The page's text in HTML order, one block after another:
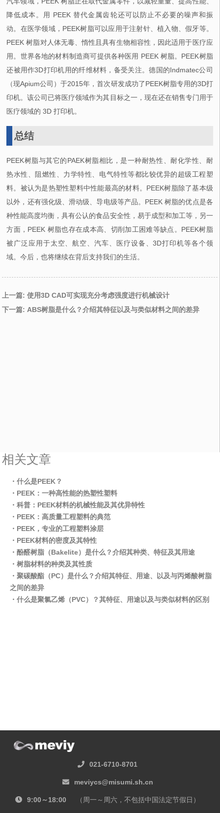
降低成本。用 PEEK 替代金属齿轮还可以防止不必要的噪声和振
动。在医学领域，PEEK树脂可以应用于注射针、植入物、假牙等。
PEEK 树脂对人体无毒、惰性且具有生物相容性，因此适用于医疗应
用。世界各地的材料制造商可提供各种医用 PEEK 树脂。PEEK树脂
还被用作3D打印机用的纤维材料，备受关注。德国的Indmatec公司
（现Apium公司）于2015年，首次研发成功了PEEK树脂专用的3D打
印机。该公司已将医疗领域作为其目标之一，现在还在销售专门用于
医疗领域的 3D 打印机。
总结
PEEK树脂与其它的PAEK树脂相比，是一种耐热性、耐化学性、耐
热水性、阻燃性、力学特性、电气特性等都比较优异的超级工程塑
料。被认为是热塑性塑料中性能最高的材料。PEEK树脂除了基本级
以外，还有强化级、滑动级、导电级等产品。PEEK 树脂的优点是各
种性能高度均衡，具有公认的食品安全性，易于成型和加工等，另一
方面，PEEK 树脂也存在成本高、切削加工困难等缺点。PEEK树脂
被广泛应用于太空、航空、汽车、医疗设备、3D打印机等各个领
域。今后，也将继续在背后支持我们的生活。
上一篇: 使用3D CAD可实现充分考虑强度进行机械设计
下一篇: ABS树脂是什么？介绍其特征以及与类似材料之间的差异
相关文章
・什么是PEEK？
・PEEK：一种高性能的热塑性塑料
・科普：PEEK材料的机械性能及其优异特性
・PEEK：高质量工程塑料的典范
・PEEK，专业的工程塑料涂层
・PEEK材料的密度及其特性
・酚醛树脂（Bakelite）是什么？介绍其种类、特征及其用途
・树脂材料的种类及其性质
・聚碳酸酯（PC）是什么？介绍其特征、用途、以及与丙烯酸树脂
之间的差异
・什么是聚氯乙烯（PVC）？其特征、用途以及与类似材料的区别
021-6710-8701
meviycs@misumi.sh.cn
9:00～18:00 （周一～周六，不包括中国法定节假日）